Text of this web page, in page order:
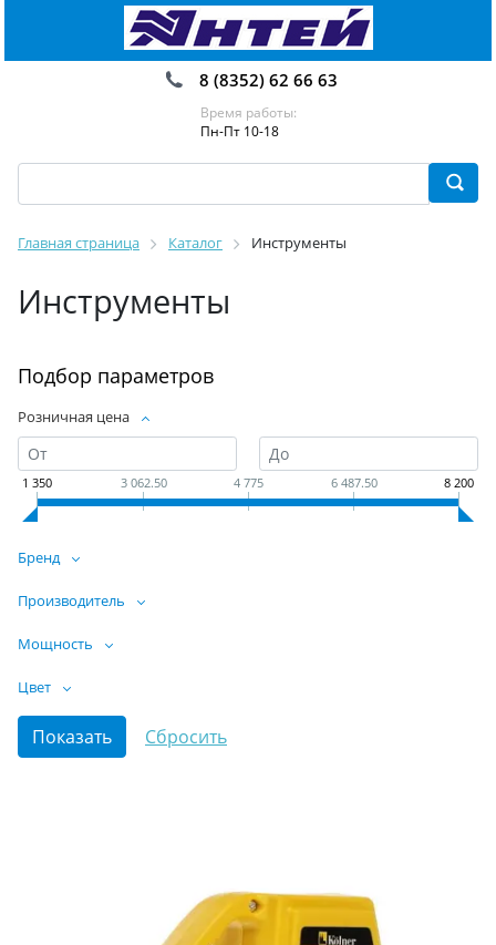
8 (8352) 62 66 63
Время работы:
Пн-Пт 10-18
Главная страница Каталог Инструменты
Инструменты
Подбор параметров
Розничная цена
1 350 3 062.50 4 775 6 487.50 8 200
Бренд
Производитель
Мощность
Цвет